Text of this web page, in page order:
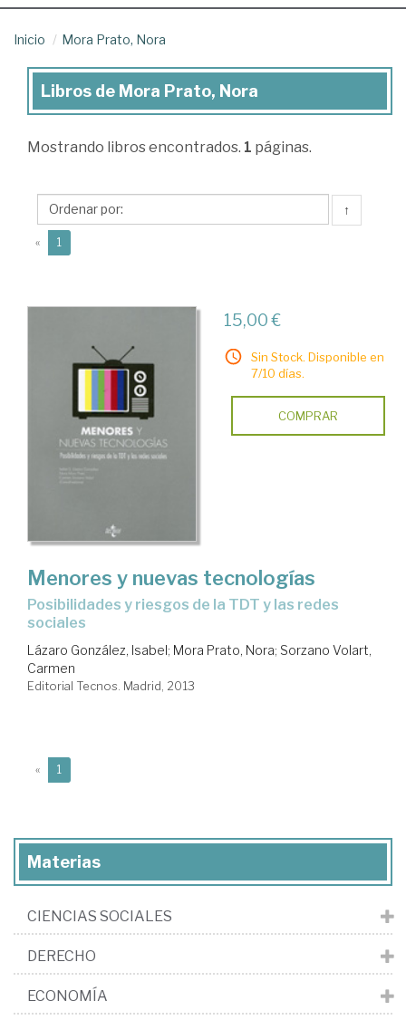
Inicio Mora Prato, Nora
Libros
Mora
Nora
Libros de Mora Prato, Nora
Mostrando libros encontrados. 1 páginas.
↑
« 1
15,00 €
Sin Stock. Disponible en
7/10 días.
COMPRAR
Menores y nuevas tecnologías
posibilidades y riesgos de la TDT y las redes
sociales
Lázaro González, Isabel; Mora Prato, Nora; Sorzano Volart,
Carmen
Editorial Tecnos. Madrid, 2013
« 1
Materias
CIENCIAS SOCIALES
DERECHO
ECONOMÍA